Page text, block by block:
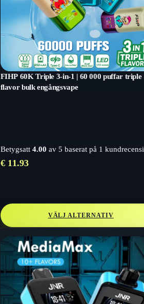
FIHP 60K Triple 3-in-1 | 60 000 puffar triple
flavor bulk engångsvape
Betygsatt 4.00 av 5 baserat på 1
€11.93
VÄLJ ALTERNATIV